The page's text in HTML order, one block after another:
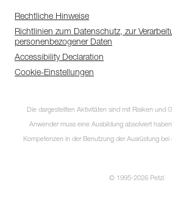
Rechtliche Hinweise
Richtlinien zum Datenschutz, zur
personenbezogener Daten
Accessibility Declaration
Cookie-Einstellungen
Die dargestellten Aktivitäten sind mit Risiken und
Anwender muss eine Ausbildung absolviert
Kompetenzen in der Benutzung der Ausrüstung
© 1995-2026 Petzl